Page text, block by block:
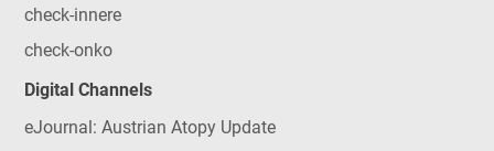
check-innere
check-onko
Digital Channels
eJournal: Austrian Atopy Update